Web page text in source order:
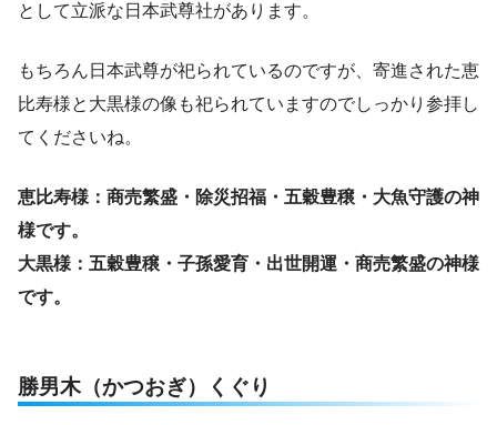
として立派な日本武尊社があります。
もちろん日本武尊が祀られているのですが、寄進された恵
比寿様と大黒様の像も祀られていますのでしっかり参拝し
てくださいね。
恵比寿様：商売繁盛・除災招福・五穀豊穣・大魚守護の神
様です。
大黒様：五穀豊穣・子孫愛育・出世開運・商売繁盛の神様
です。
勝男木（かつおぎ）くぐり